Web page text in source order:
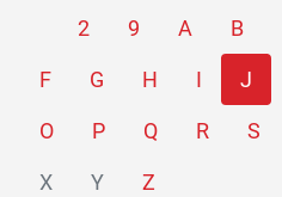
2 9 A B
F G H I J
O P Q R S
X Y Z